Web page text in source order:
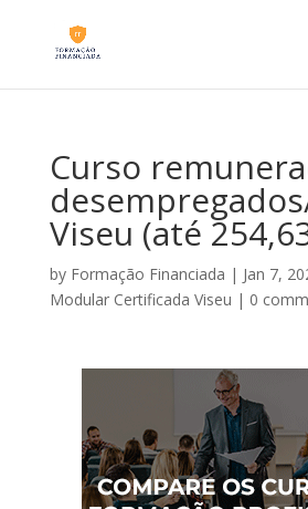
Curso
Viseu (até
by Formação Financiada | Jan 7,
Modular Certificada Viseu | 0